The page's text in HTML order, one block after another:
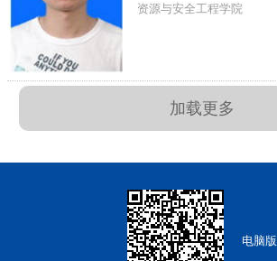
资源与安全工程学院
加载更多
电脑版